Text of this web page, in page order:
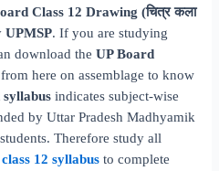
Class 12 Drawing (चित्र कला
UPMSP. If you are studying
download theUP Board
from here on assemblage to know
indicates subject-wise
by Uttar Pradesh Madhyamik
Therefore study all
12 syllabus to complete